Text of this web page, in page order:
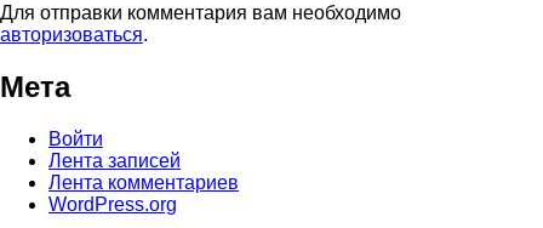
Для отправки комментария вам необходимо
авторизоваться.
Мета
Войти
Лента записей
Лента комментариев
WordPress.org